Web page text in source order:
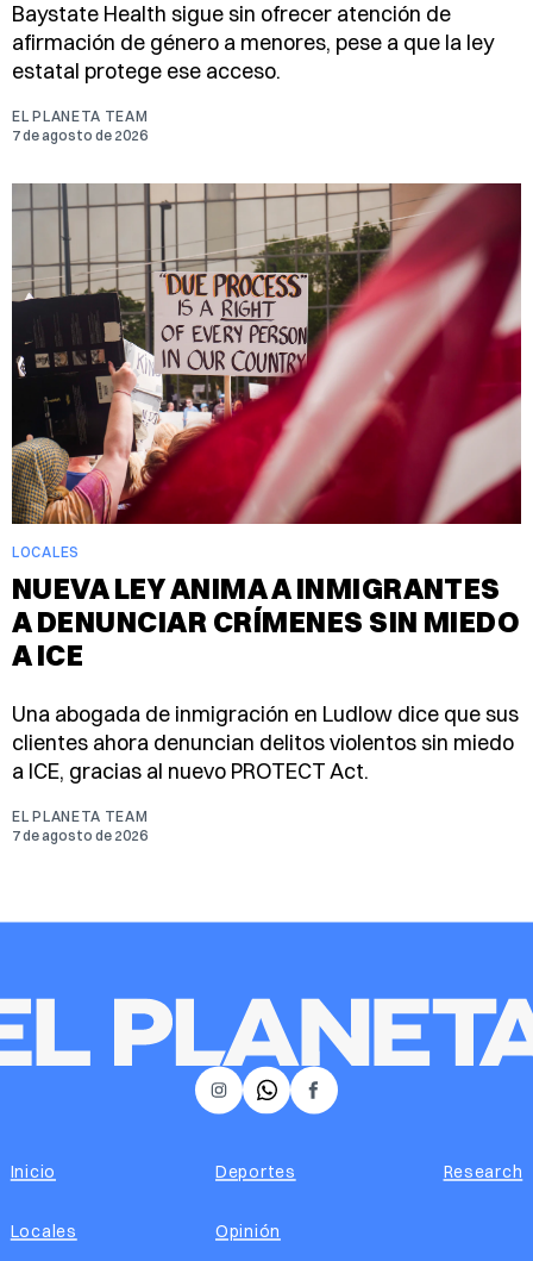
Baystate Health sigue sin ofrecer atención de
afirmación de género a menores, pese a que la ley
estatal protege ese acceso.
EL PLANETA TEAM
7 de agosto de 2026
LOCALES
NUEVA LEY ANIMA A INMIGRANTES
A DENUNCIAR CRÍMENES SIN MIEDO
A ICE
Una abogada de inmigración en Ludlow dice que sus
clientes ahora denuncian delitos violentos sin miedo
a ICE, gracias al nuevo PROTECT Act.
EL PLANETA TEAM
7 de agosto de 2026
𝕏 Facebook
Instagram
Inicio
Locales
Deportes
Opinión
Research